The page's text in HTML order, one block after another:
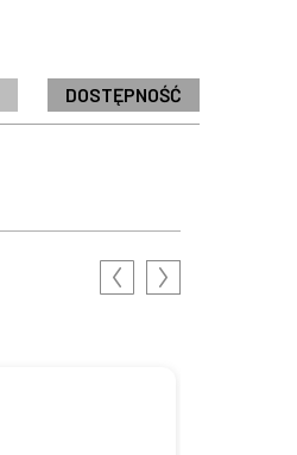
DOSTĘPNOŚĆ